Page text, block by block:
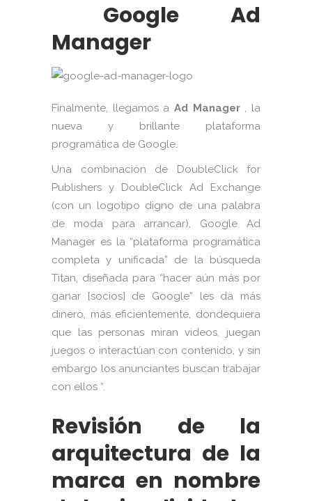
Google Ad
Manager
Finalmente, llegamos a Ad Manager , la
nueva y brillante plataforma
programática de Google.
Una combinación de DoubleClick for
Publishers y DoubleClick Ad Exchange
(con un logotipo digno de una palabra
de moda para arrancar), Google Ad
Manager es la “plataforma programática
completa y unificada” de la búsqueda
Titan, diseñada para “hacer aún más por
ganar [socios] de Google” les da más
dinero, más eficientemente, dondequiera
que las personas miran videos, juegan
juegos o interactúan con contenido, y sin
embargo los anunciantes buscan trabajar
con ellos “.
Revisión de la
arquitectura de la
marca en nombre